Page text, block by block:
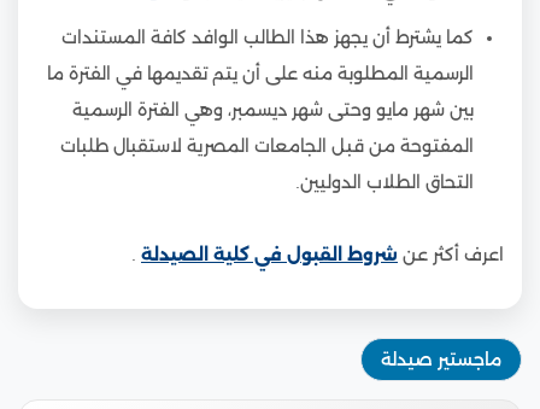
كما يشترط أن يجهز هذا الطالب الوافد كافة المستندات
الرسمية المطلوبة منه على أن يتم تقديمها في الفترة ما
بين شهر مايو وحتى شهر ديسمبر، وهي الفترة الرسمية
المفتوحة من قبل الجامعات المصرية لاستقبال طلبات
التحاق الطلاب الدوليين.
اعرف أكثر عن شروط القبول في كلية الصيدلة
ماجستير صيدلة